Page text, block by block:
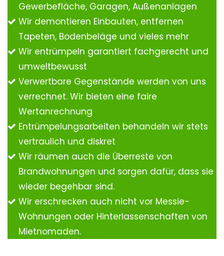
Gewerbefläche, Garagen, Außenanlagen
Wir demontieren Einbauten, entfernen
Tapeten, Bodenbeläge und vieles mehr
Wir entrümpeln garantiert fachgerecht und
umweltbewusst
Verwertbare Gegenstände werden von uns
verrechnet. Wir bieten eine faire
Wertanrechnung
Entrümpelungsarbeiten behandeln wir stets
vertraulich und diskret
Wir räumen auch die Überreste von
Brandwohnungen und sorgen dafür, dass sie
wieder begehbar sind.
Wir erschrecken auch nicht vor Messie-
Wohnungen oder Hinterlassenschaften von
Mietnomaden.